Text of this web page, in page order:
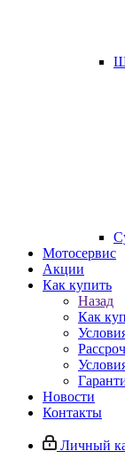
Мотосервис
Акции
Как купить
Назад
Как
Новости
Контакты
Личный